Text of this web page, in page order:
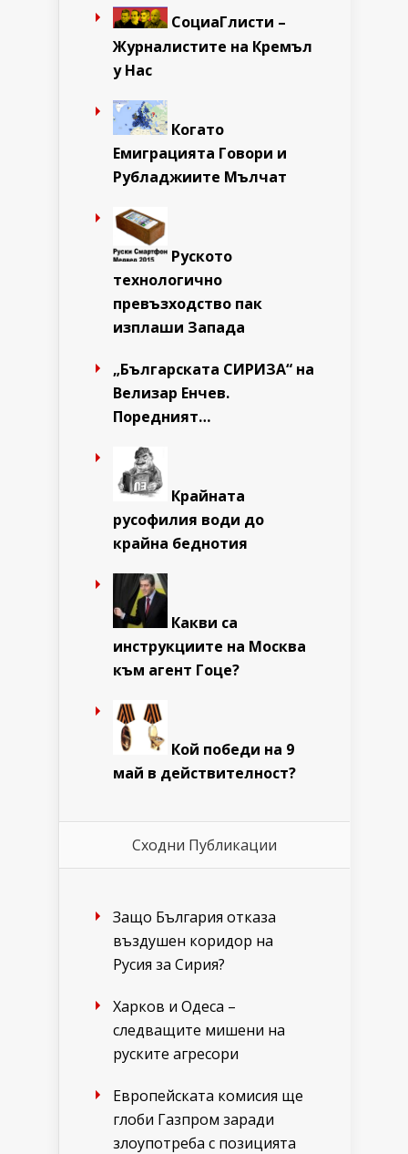
СоциаГлисти –
Журналистите на Кремъл
у Нас
Когато
Емиграцията Говори и
Рубладжиите Мълчат
Руското
технологично
превъзходство пак
изплаши Запада
„Българската СИРИЗА“ на
Велизар Енчев.
Поредният…
Крайната
русофилия води до
крайна беднотия
Какви са
инструкциите на Москва
към агент Гоце?
Кой победи на 9
май в действителност?
Сходни Публикации
Защо България отказа
въздушен коридор на
Русия за Сирия?
Харков и Одеса –
следващите мишени на
руските агресори
Европейската комисия ще
глоби Газпром заради
злоупотреба с позицията